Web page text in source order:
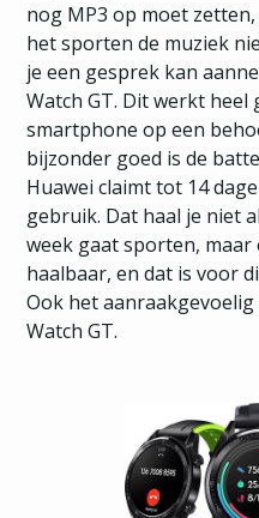
nog MP3 op moet
het sporten de muziek
je een gesprek kan
Watch GT. Dit werkt heel
smartphone op een
bijzonder goed is de
Huawei claimt tot 14
gebruik. Dat haal je niet
week gaat sporten,
haalbaar, en dat is voor
Ook het
Watch GT.